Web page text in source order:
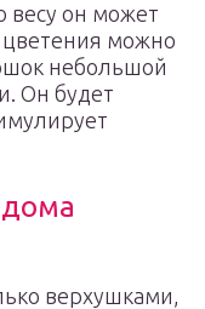
весу он может
цветения можно
небольшой
Он будет
верхушками,